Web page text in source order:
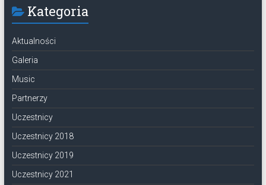
Kategoria
Aktualności
Galeria
Music
Partnerzy
Uczestnicy
Uczestnicy 2018
Uczestnicy 2019
Uczestnicy 2021